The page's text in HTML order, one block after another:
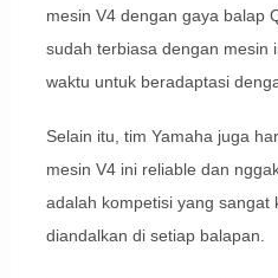
mesin V4 dengan gaya balap
sudah terbiasa dengan mesin
waktu untuk beradaptasi
Selain itu, tim Yamaha juga
mesin V4 ini reliable dan
adalah kompetisi yang sangat
diandalkan di setiap balapan.